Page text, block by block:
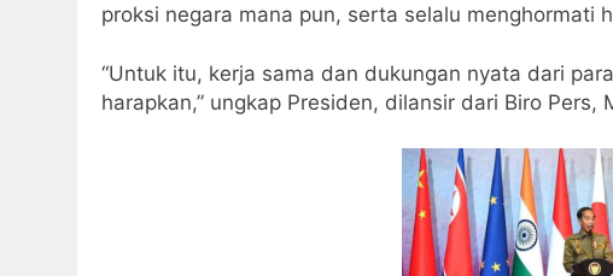
proksi negara mana pun, serta selalu menghormati
“Untuk itu, kerja sama dan dukungan nyata dari
harapkan,” ungkap Presiden, dilansir dari Biro